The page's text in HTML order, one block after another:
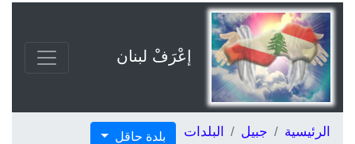
إعْرَفْ لبنان
الرئيسية جبيل البلدات بلدة حاقل